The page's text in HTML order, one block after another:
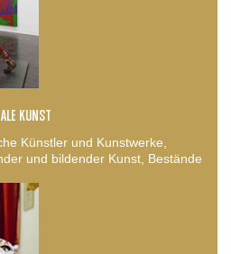
KUNST
Künstler und Kunstwerke,
und bildender Kunst, Bestände